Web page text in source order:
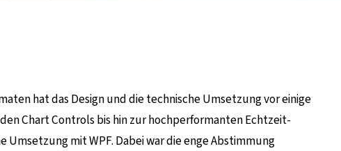
hat das Design und die technische Umsetzung vor einige
Chart Controls bis hin zur hochperformanten Echtzeit-
mit WPF. Dabei war die enge Abstimmung